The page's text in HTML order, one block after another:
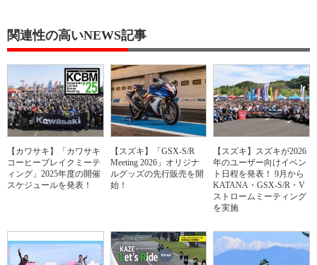
関連性の高いNEWS記事
【カワサキ】「カワサキ
コーヒーブレイクミーテ
ィング」2025年度の開催
スケジュールを発表！
【スズキ】「GSX-S/R
Meeting 2026」オリジナ
ルグッズの先行販売を開
始！
【スズキ】スズキが2026
年のユーザー向けイベン
ト日程を発表！ 9月から
KATANA・GSX-S/R・V
ストロームミーティング
を実施